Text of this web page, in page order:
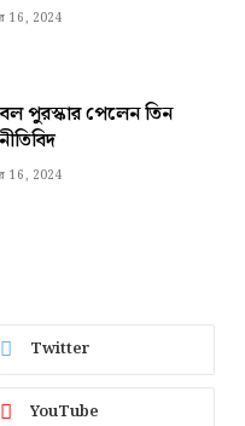
16, 2024
পুরস্কার পেলেন তিন
16, 2024
Twitter
YouTube